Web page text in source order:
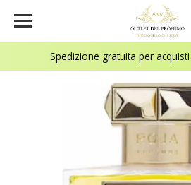
Spedizione gratuita per